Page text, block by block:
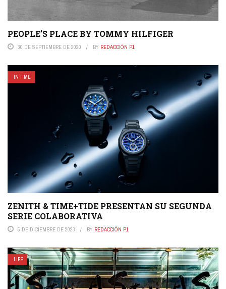
PEOPLE’S PLACE BY TOMMY HILFIGER
30 DE SEPTIEMBRE DE 2020 BY REDACCIÓN P1
IN TIME
ZENITH & TIME+TIDE PRESENTAN SU SEGUNDA
SERIE COLABORATIVA
5 DE DICIEMBRE DE 2023 BY REDACCIÓN P1
LIFE